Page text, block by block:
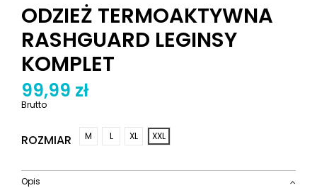
ODZIEŻ TERMOAKTYWNA
RASHGUARD LEGINSY
KOMPLET
99,99 zł
Brutto
ROZMIAR M L XL XXL
Opis